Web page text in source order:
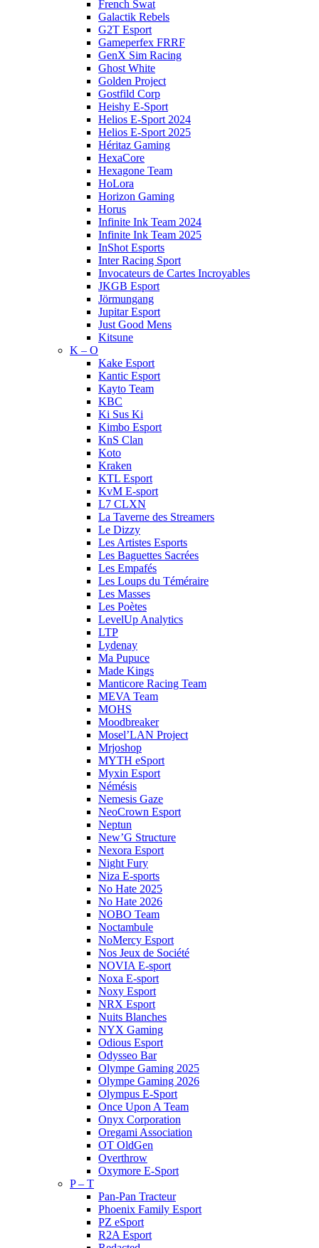
French Swat
Galactik Rebels
G2T Esport
Gameperfex FRRF
GenX Sim Racing
Ghost White
Golden Project
Gostfild Corp
Heishy E-Sport
Helios E-Sport 2024
Helios E-Sport 2025
Héritaz Gaming
HexaCore
Hexagone Team
HoLora
Horizon Gaming
Horus
Infinite Ink Team 2024
Infinite Ink Team 2025
InShot Esports
Inter Racing Sport
Invocateurs de Cartes Incroyables
JKGB Esport
Jörmungang
Jupitar Esport
Just Good Mens
Kitsune
K – O
Kake Esport
Kantic Esport
Kayto Team
KBC
Ki Sus Ki
Kimbo Esport
KnS Clan
Koto
Kraken
KTL Esport
KvM E-sport
L7 CLXN
La Taverne des Streamers
Le Dizzy
Les Artistes Esports
Les Baguettes Sacrées
Les Empafés
Les Loups du Téméraire
Les Masses
Les Poètes
LevelUp Analytics
LTP
Lydenay
Ma Pupuce
Made Kings
Manticore Racing Team
MEVA Team
MOHS
Moodbreaker
Mosel’LAN Project
Mrjoshop
MYTH eSport
Myxin Esport
Némésis
Nemesis Gaze
NeoCrown Esport
Neptun
New’G Structure
Nexora Esport
Night Fury
Niza E-sports
No Hate 2025
No Hate 2026
NOBO Team
Noctambule
NoMercy Esport
Nos Jeux de Société
NOVIA E-sport
Noxa E-sport
Noxy Esport
NRX Esport
Nuits Blanches
NYX Gaming
Odious Esport
Odysseo Bar
Olympe Gaming 2025
Olympe Gaming 2026
Olympus E-Sport
Once Upon A Team
Onyx Corporation
Oregami Association
OT OldGen
Overthrow
Oxymore E-Sport
P – T
Pan-Pan Tracteur
Phoenix Family Esport
PZ eSport
R2A Esport